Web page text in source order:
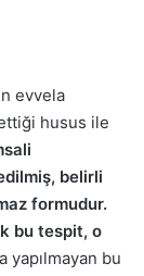
evvela
husus ile
belirli
formudur.
bu tespit, o
yapılmayan bu